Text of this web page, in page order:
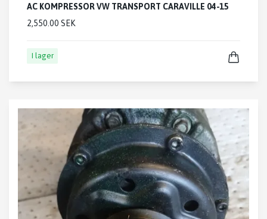
AC KOMPRESSOR VW TRANSPORT CARAVILLE 04-15
2,550.00 SEK
I lager